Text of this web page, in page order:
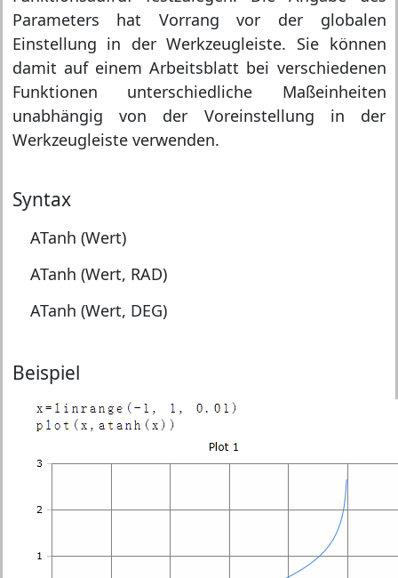
Parameters hat Vorrang vor der globalen
Einstellung in der Werkzeugleiste. Sie können
damit auf einem Arbeitsblatt bei verschiedenen
Funktionen unterschiedliche Maßeinheiten
unabhängig von der Voreinstellung in der
Werkzeugleiste verwenden.
Syntax
ATanh (Wert)
ATanh (Wert, RAD)
ATanh (Wert, DEG)
Beispiel